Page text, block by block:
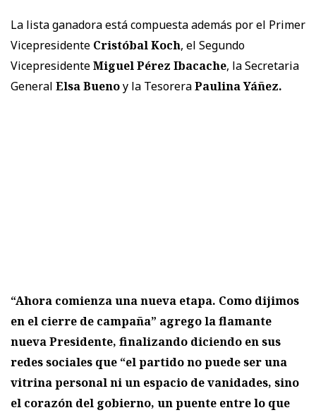
La lista ganadora está compuesta además por el Primer
Vicepresidente Cristóbal Koch, el Segundo
VicepresidenteMiguel Pérez Ibacache, la Secretaria
General Elsa Buenoy la TesoreraPaulina Yáñez.
“Ahora comienza una nueva etapa. Como dijimos
en el cierre de campaña” agrego la flamante
nueva Presidente, finalizando diciendo en sus
redes sociales que “el partido no puede ser una
vitrina personal ni un espacio de vanidades, sino
el corazón del gobierno, un puente entre lo que